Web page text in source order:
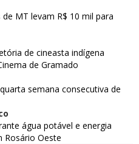
MT levam R$ 10 mil para
de cineasta indígena
de Gramado
semana consecutiva de
água potável e energia
Rosário Oeste